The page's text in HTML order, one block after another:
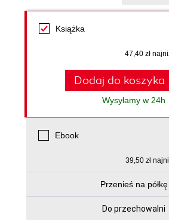
Książka
47,40 zł
Dodaj do koszyka
Wysyłamy w 24h
Ebook
39,50 zł
Przenieś na półkę
Do przechowalni